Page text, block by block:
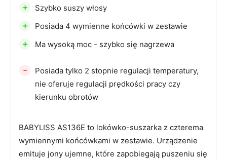
BABYLISS AS136E to lokówko-suszarka z czterema
wymiennymi końcówkami w zestawie. Urządzenie
emituje jony ujemne, które zapobiegają puszeniu się
+ Szybko suszy włosy
+ Posiada 4 wymienne końcówki w zestawie
+ Ma wysoką moc - szybko się nagrzewa
-
Posiada tylko 2 stopnie regulacji temperatury,
nie oferuje regulacji prędkości pracy czy
kierunku obrotów